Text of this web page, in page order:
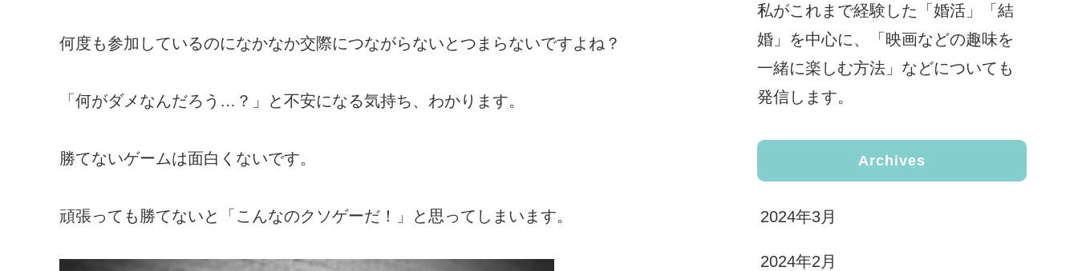
何度も参加しているのになかなか交際につながらないとつまらないですよね？
「何がダメなんだろう…？」と不安になる気持ち、わかります。
勝てないゲームは面白くないです。
頑張っても勝てないと「こんなのクソゲーだ！」と思ってしまいます。
私がこれまで経験した「婚活」「結
婚」を中心に、「映画などの趣味を
一緒に楽しむ方法」などについても
発信します。
Archives
2024年3月
2024年2月